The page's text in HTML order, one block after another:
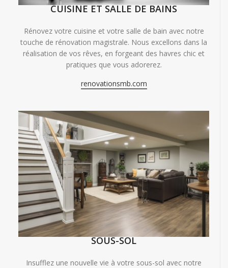
CUISINE ET SALLE DE BAINS
Rénovez votre cuisine et votre salle de bain avec notre
touche de rénovation magistrale. Nous excellons dans la
réalisation de vos rêves, en forgeant des havres chic et
pratiques que vous adorerez.
renovationsmb.com
SOUS-SOL
Insufflez une nouvelle vie à votre sous-sol avec notre